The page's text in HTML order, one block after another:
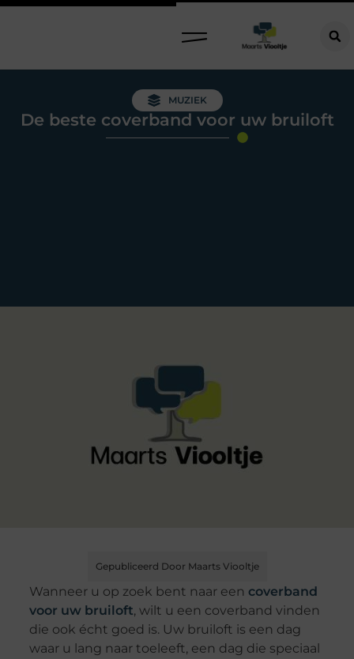
MUZIEK
De beste coverband voor uw bruiloft
Gepubliceerd Door Maarts Viooltje
Wanneer u op zoek bent naar een coverband
voor uw bruiloft, wilt u een coverband vinden
die ook écht goed is. Uw bruiloft is een dag
waar u lang naar toeleeft, een dag die speciaal